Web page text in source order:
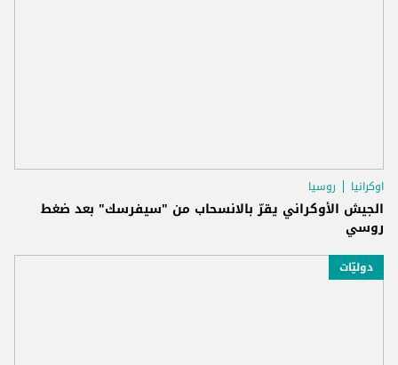
اوكرانيا روسيا
الجيش الأوكراني يقرّ بالانسحاب من "سيفرسك" بعد ضغط
روسي
دوليّات